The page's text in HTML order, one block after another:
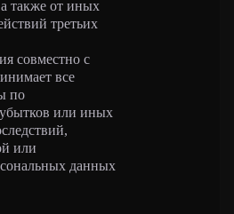
также от иных
третьих
совместно с
все
по
или иных
или
данных